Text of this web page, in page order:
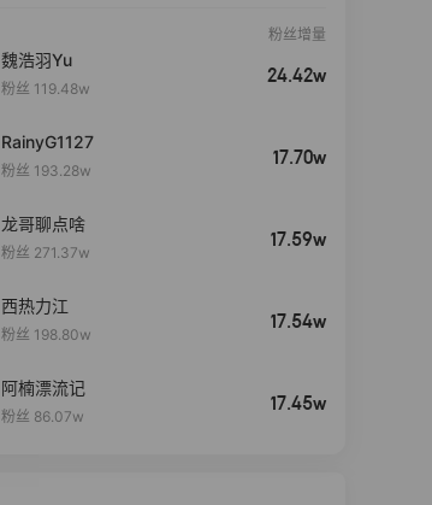
粉丝增量
魏浩羽Yu
粉丝 119.48w
24.42w
RainyG1127
粉丝 193.28w
17.70w
龙哥聊点啥
粉丝 271.37w
17.59w
西热力江
粉丝 198.80w
17.54w
阿楠漂流记
粉丝 86.07w
17.45w